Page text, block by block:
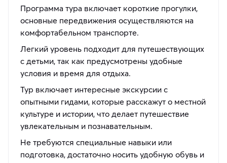
Программа тура включает короткие прогулки,
основные передвижения осуществляются на
комфортабельном транспорте.
Легкий уровень подходит для путешествующих
с детьми, так как предусмотрены удобные
условия и время для отдыха.
Тур включает интересные экскурсии с
опытными гидами, которые расскажут о местной
культуре и истории, что делает путешествие
увлекательным и познавательным.
Не требуются специальные навыки или
подготовка, достаточно носить удобную обувь и